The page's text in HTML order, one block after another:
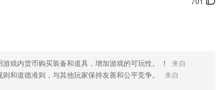
戏内货币购买装备和道具，增加游戏的可玩性。 ！
来自
和道德准则，与其他玩家保持友善和公平竞争。
来自